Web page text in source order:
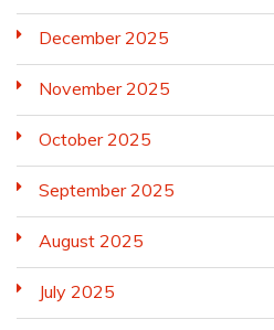
December 2025
November 2025
October 2025
September 2025
August 2025
July 2025